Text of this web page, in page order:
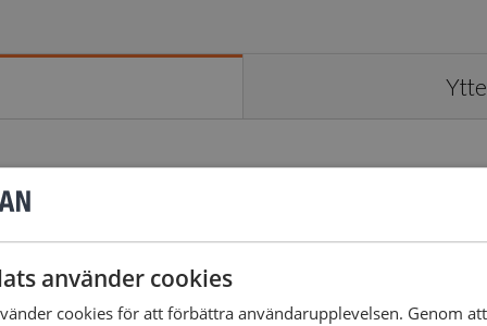
ha för att snabbt starta upp en ny utskrift under tiden
använder cookies
cookies för att förbättra användarupplevelsen. Genom